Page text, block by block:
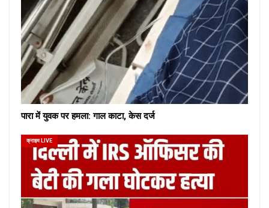
पारा में युवक पर हमला: गाल काटा, केस दर्ज
क्राइम LIVE